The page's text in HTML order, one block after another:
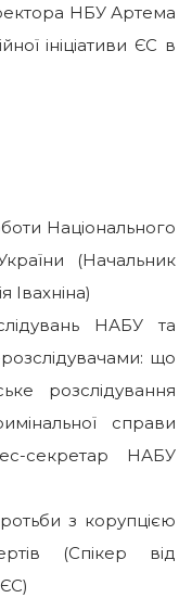
НБУ Артема
ініціативи ЄС в
Національного
(Начальник
Івахніна)
НАБУ та
що
розслідування
справи
секретар НАБУ
з корупцією
(Спікер від